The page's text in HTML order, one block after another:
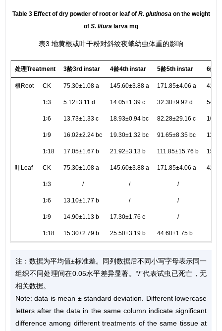
Table 3 Effect of dry powder of root or leaf of R. glutinosaon the weight
of S. litura larva mg
表3 地黄根或叶干粉对斜纹夜蛾幼虫体重的影响
处理Treatment 3龄3rd instar 4龄4th instar 5龄5th instar 6龄
根Root CK 75.30±1.08 a 145.60±3.88 a 171.85±4.06 a
1∶3 5.12±3.11 d 14.05±1.39 c 32.30±9.92 d
1∶6 13.73±1.33 c 18.93±0.94 bc 82.28±29.16 c
1∶9 16.02±2.24 bc 19.30±1.32 bc 91.65±8.35 bc
1∶18 17.05±1.67 b 21.92±3.13 b 111.85±15.76 b
叶Leaf CK 75.30±1.08 a 145.60±3.88 a 171.85±4.06 a
1∶3 / / /
1∶6 13.10±1.77 b / /
1∶9 14.90±1.13 b 17.30±1.76 c /
1∶18 15.30±2.79 b 25.50±3.19 b 44.60±1.75 b
注：数据为平均值±标准差。同列数据后不同小写字母表示同一
组织不同处理间在0.05水平差异显著。“/”代表试虫已死亡，无
相关数据。
Note: data is mean ± standard deviation. Different lowercase
letters after the data in the same column indicate significant
difference among different treatments of the same tissue at